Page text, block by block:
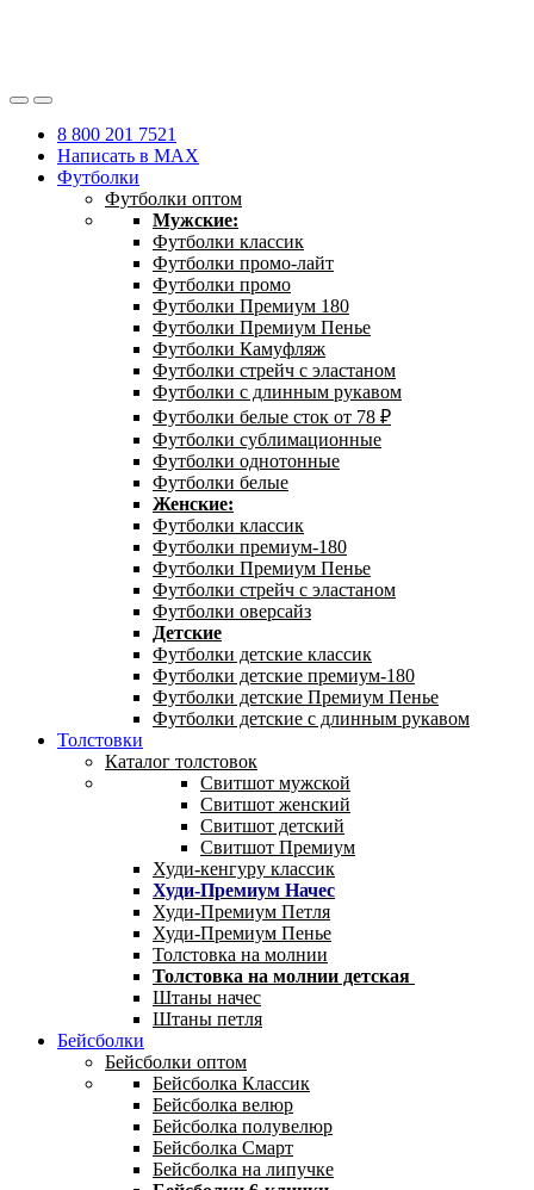
8 800 201 7521
Написать в MAX
Футболки
Футболки оптом
Мужские:
Футболки классик
Футболки промо-лайт
Футболки промо
Футболки Премиум 180
Футболки Премиум Пенье
Футболки Камуфляж
Футболки стрейч с эластаном
Футболки с длинным рукавом
Футболки белые сток от 78 ₽
Футболки сублимационные
Футболки однотонные
Футболки белые
Женские:
Футболки классик
Футболки премиум-180
Футболки Премиум Пенье
Футболки стрейч с эластаном
Футболки оверсайз
Детские
Футболки детские классик
Футболки детские премиум-180
Футболки детские Премиум Пенье
Футболки детские с длинным рукавом
Толстовки
Каталог толстовок
Свитшот мужской
Свитшот женский
Свитшот детский
Свитшот Премиум
Худи-кенгуру классик
Худи-Премиум Начес
Худи-Премиум Петля
Худи-Премиум Пенье
Толстовка на молнии
Толстовка на молнии детская
Штаны начес
Штаны петля
Бейсболки
Бейсболки оптом
Бейсболка Классик
Бейсболка велюр
Бейсболка полувелюр
Бейсболка Смарт
Бейсболка на липучке